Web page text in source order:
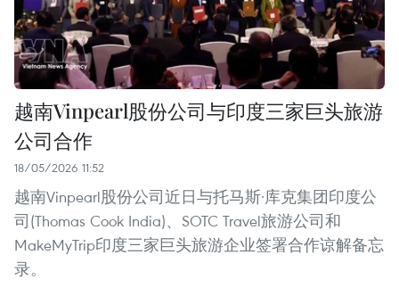
越南Vinpearl股份公司与印度三家巨头旅游
公司合作
18/05/2026 11:52
越南Vinpearl股份公司近日与托马斯·库克集团印度公
司(Thomas Cook India)、SOTC Travel旅游公司和
MakeMyTrip印度三家巨头旅游企业签署合作谅解备忘
录。